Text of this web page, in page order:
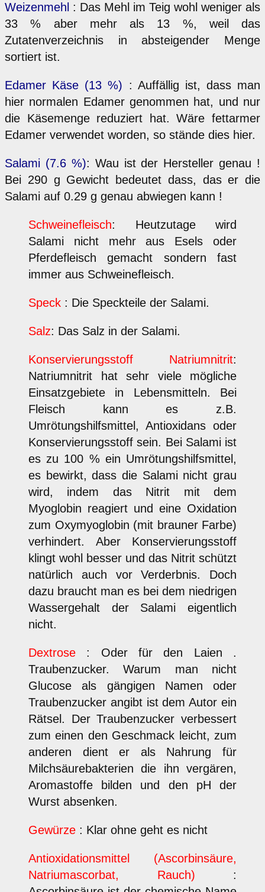
Weizenmehl : Das Mehl im Teig wohl weniger als
33 % aber mehr als 13 %, weil das
Zutatenverzeichnis in absteigender Menge
sortiert ist.
Edamer Käse (13 %) : Auffällig ist, dass man
hier normalen Edamer genommen hat, und nur
die Käsemenge reduziert hat. Wäre fettarmer
Edamer verwendet worden, so stände dies hier.
Salami (7.6 %): Wau ist der Hersteller genau !
Bei 290 g Gewicht bedeutet dass, das er die
Salami auf 0.29 g genau abwiegen kann !
Schweinefleisch: Heutzutage wird
Salami nicht mehr aus Esels oder
Pferdefleisch gemacht sondern fast
immer aus Schweinefleisch.
Speck : Die Speckteile der Salami.
Salz: Das Salz in der Salami.
Konservierungsstoff Natriumnitrit:
Natriumnitrit hat sehr viele mögliche
Einsatzgebiete in Lebensmitteln. Bei
Fleisch kann es z.B.
Umrötungshilfsmittel, Antioxidans oder
Konservierungsstoff sein. Bei Salami ist
es zu 100 % ein Umrötungshilfsmittel,
es bewirkt, dass die Salami nicht grau
wird, indem das Nitrit mit dem
Myoglobin reagiert und eine Oxidation
zum Oxymyoglobin (mit brauner Farbe)
verhindert. Aber Konservierungsstoff
klingt wohl besser und das Nitrit schützt
natürlich auch vor Verderbnis. Doch
dazu braucht man es bei dem niedrigen
Wassergehalt der Salami eigentlich
nicht.
Dextrose : Oder für den Laien .
Traubenzucker. Warum man nicht
Glucose als gängigen Namen oder
Traubenzucker angibt ist dem Autor ein
Rätsel. Der Traubenzucker verbessert
zum einen den Geschmack leicht, zum
anderen dient er als Nahrung für
Milchsäurebakterien die ihn vergären,
Aromastoffe bilden und den pH der
Wurst absenken.
Gewürze : Klar ohne geht es nicht
Antioxidationsmittel (Ascorbinsäure,
Natriumascorbat, Rauch) :